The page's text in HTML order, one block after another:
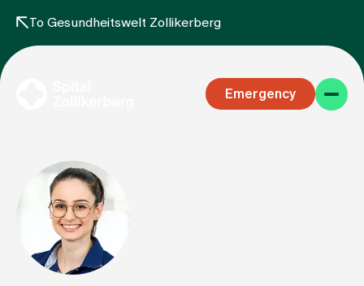
To Gesundheitswelt Zollikerberg
Emergency
Specialist areas